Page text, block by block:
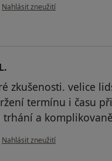
podle názoru uživatele rychtecka
Nahlásit zneužití
zkušenosti. velice
termínu i času
a
podle názoru uživatele Gregorová
Nahlásit zneužití